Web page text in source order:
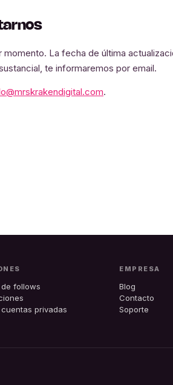
La fecha de última
te informaremos por email.
.
follows
privadas
EMPRESA
Blog
Contacto
Soporte